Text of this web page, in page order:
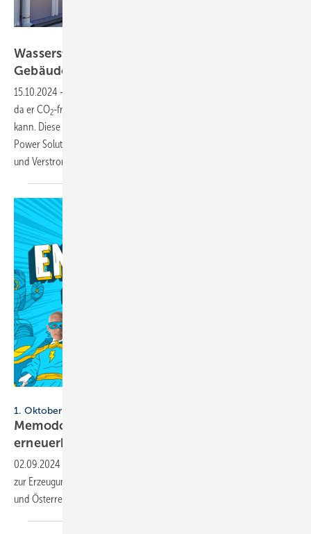
Wasserstoff als Langzeit­stromspeicher im
Gebäudesektor
15.10.2024 -
da er CO2-frei erzeugt, genutzt und verlustfrei gespeichert werden
kann. Diese Tatsache nutzt das Berliner Unternehmen HPS Home
Power Solutions AG und hat ein System zur Erzeugung, Speicherung
und Verstromung von grünem Wasserstoff für Gebäude
1. Oktober bis 19. November 2024
Memodo Expert Days 2024: Road­show rund um
erneuer­bare
02.09.2024
zur Erzeugung erneuerbarer Energien auf die Straßen Deutschlands
und Österreichs.